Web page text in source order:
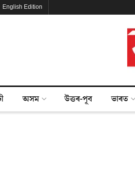
English Edition
অসম উত্তৰ-পূব ভাৰত